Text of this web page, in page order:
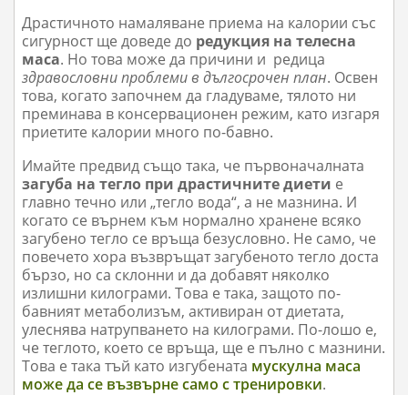
Драстичното намаляване приема на калории със
сигурност ще доведе до редукция на телесна
маса. Но това може да причини и редица
здравословни проблеми в дългосрочен план. Освен
това, когато започнем да гладуваме, тялото ни
преминава в консервационен режим, като изгаря
приетите калории много по-бавно.
Имайте предвид също така, че първоначалната
загуба на тегло при драстичните диети е
главно течно или „тегло вода“, а не мазнина. И
когато се върнем към нормално хранене всяко
загубено тегло се връща безусловно. Не само, че
повечето хора възвръщат загубеното тегло доста
бързо, но са склонни и да добавят няколко
излишни килограми. Това е така, защото по-
бавният метаболизъм, активиран от диетата,
улеснява натрупването на килограми. По-лошо е,
че теглото, което се връща, ще е пълно с мазнини.
Това е така тъй като изгубената мускулна маса
може да се възвърне само с тренировки.